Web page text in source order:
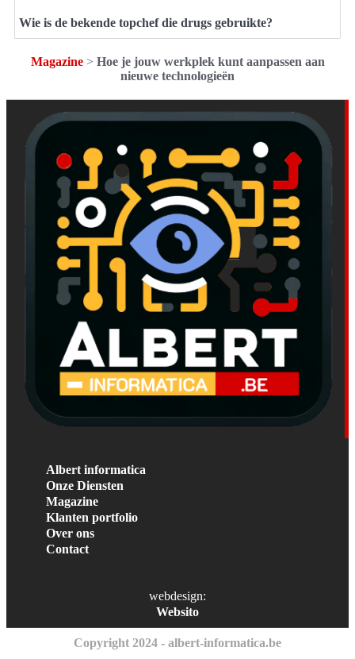
Wie is de bekende topchef die drugs gebruikte?
Magazine> Hoe je jouw werkplek kunt aanpassen aan
nieuwe technologieën
Albert informatica
Onze Diensten
Magazine
Klanten portfolio
Over ons
Contact
webdesign:
Websito
Copyright 2024 - albert-informatica.be